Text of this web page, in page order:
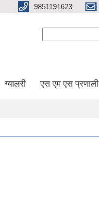
9851191623
ग्यालरी एस एम एस प्रणाली